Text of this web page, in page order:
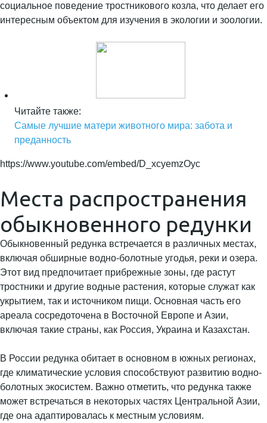
социальное поведение тростникового козла, что делает его
интересным объектом для изучения в экологии и зоологии.
Читайте также:
Самые лучшие матери животного мира: забота и
преданность
https://www.youtube.com/embed/D_xcyemzOyc
Места распространения
обыкновенного редунки
Обыкновенный редунка встречается в различных местах,
включая обширные водно-болотные угодья, реки и озера.
Этот вид предпочитает прибрежные зоны, где растут
тростники и другие водные растения, которые служат как
укрытием, так и источником пищи. Основная часть его
ареала сосредоточена в Восточной Европе и Азии,
включая такие страны, как Россия, Украина и Казахстан.
В России редунка обитает в основном в южных регионах,
где климатические условия способствуют развитию водно-
болотных экосистем. Важно отметить, что редунка также
может встречаться в некоторых частях Центральной Азии,
где она адаптировалась к местным условиям.